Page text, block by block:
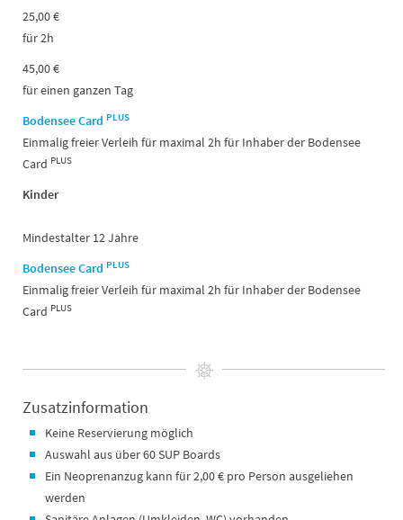
25,00 €
für 2h
45,00 €
für einen ganzen Tag
Bodensee Card PLUS
Einmalig freier Verleih für maximal 2h für Inhaber der Bodensee
Card PLUS
Kinder
Mindestalter 12 Jahre
Bodensee Card PLUS
Einmalig freier Verleih für maximal 2h für Inhaber der Bodensee
Card PLUS
Zusatzinformation
Keine Reservierung möglich
Auswahl aus über 60 SUP Boards
Ein Neoprenanzug kann für 2,00 € pro Person ausgeliehen
werden